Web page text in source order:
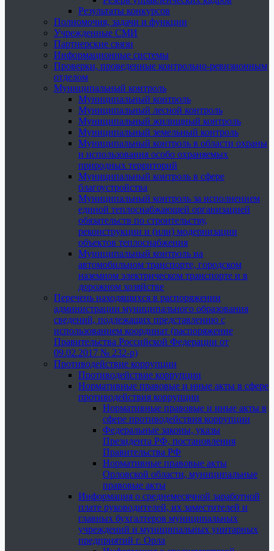
Результаты конкурсов
Полномочия, задачи и функции
Учрежденные СМИ
Партнерские связи
Информационные системы
Проверки, проведенные контрольно-ревизионным
отделом
Муниципальный контроль
Муниципальный контроль
Муниципальный лесной контроль
Муниципальный жилищный контроль
Муниципальный земельный контроль
Муниципальный контроль в области охраны
и использования особо охраняемых
природных территорий
Муниципальный контроль в сфере
благоустройства
Муниципальный контроль за исполнением
единой теплоснабжающей организацией
обязательств по строительству,
реконструкции и (или) модернизации
объектов теплоснабжения
Муниципальный контроль на
автомобильном транспорте, городском
наземном электрическом транспорте и в
дорожном хозяйстве
Перечень находящихся в распоряжении
администрации муниципального образования
сведений, подлежащих представлению с
использованием координат (распоряжение
Правительства Российской Федерации от
09.02.2017 № 232-р)
Противодействие коррупции
Противодействие коррупции
Нормативные правовые и иные акты в сфере
противодействия коррупции
Нормативные правовые и иные акты в
сфере противодействия коррупции
Федеральные законы, указы
Президента РФ, постановления
Правительства РФ
Нормативные правовые акты
Орловской области, муниципальные
правовые акты
Информация о среднемесячной заработной
плате руководителей, их заместителей и
главных бухгалтеров муниципальных
учреждений и муниципальных унитарных
предприятий г. Орла